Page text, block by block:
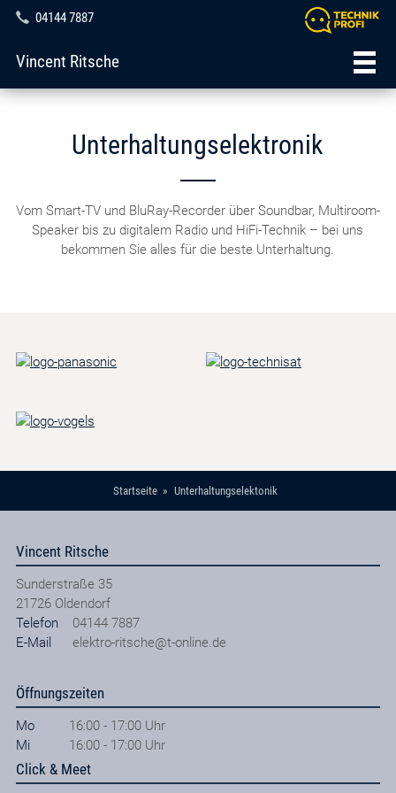
04144 7887
Vincent Ritsche
Unterhaltungselektronik
Vom Smart-TV und BluRay-Recorder über Soundbar, Multiroom-
Speaker bis zu digitalem Radio und HiFi-Technik – bei uns
bekommen Sie alles für die beste Unterhaltung.
Startseite Unterhaltungselektonik
Vincent Ritsche
Sunderstraße 35
21726 Oldendorf
Telefon
04144 7887
E-Mail
elektro-ritsche@t-online.de
Öffnungszeiten
Mo
16:00 - 17:00 Uhr
Mi
16:00 - 17:00 Uhr
Click & Meet